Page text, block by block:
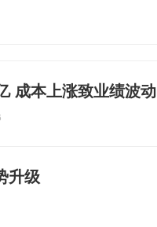
成本上涨致业绩波动
升级